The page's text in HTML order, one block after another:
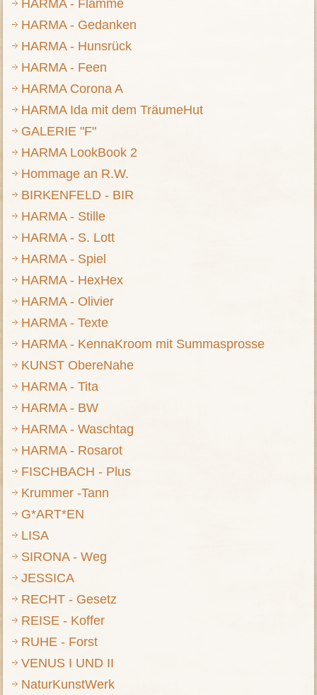
HARMA - Flamme
HARMA - Gedanken
HARMA - Hunsrück
HARMA - Feen
HARMA Corona A
HARMA Ida mit dem TräumeHut
GALERIE "F"
HARMA LookBook 2
Hommage an R.W.
BIRKENFELD - BIR
HARMA - Stille
HARMA - S. Lott
HARMA - Spiel
HARMA - HexHex
HARMA - Olivier
HARMA - Texte
HARMA - KennaKroom mit Summasprosse
KUNST ObereNahe
HARMA - Tita
HARMA - BW
HARMA - Waschtag
HARMA - Rosarot
FISCHBACH - Plus
Krummer -Tann
G*ART*EN
LISA
SIRONA - Weg
JESSICA
RECHT - Gesetz
REISE - Koffer
RUHE - Forst
VENUS I UND II
NaturKunstWerk